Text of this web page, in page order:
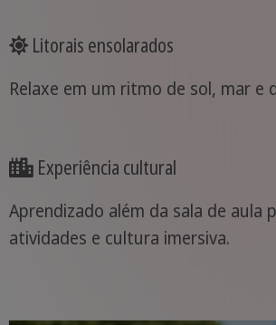
Litorais ensolarados
Relaxe em um ritmo de sol, mar e
Experiência cultural
Aprendizado além da sala de aula
atividades e cultura imersiva.